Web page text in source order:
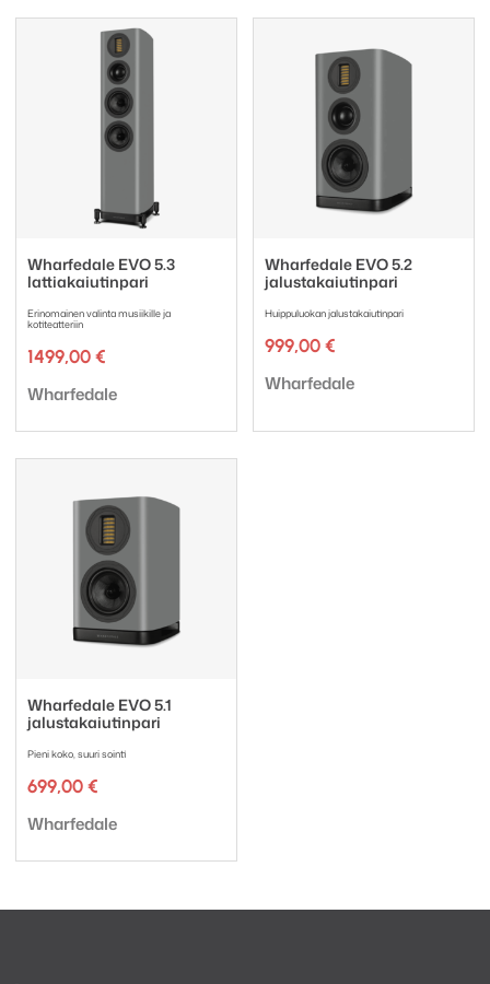
Wharfedale EVO 5.3
lattiakaiutinpari
Erinomainen valinta musiikille ja
kotiteatteriin
1499,00 €
Tuotemerkki:
Wharfedale
Wharfedale EVO 5.2
jalustakaiutinpari
Huippuluokan jalustakaiutinpari
999,00 €
Tuotemerkki:
Wharfedale
Wharfedale EVO 5.1
jalustakaiutinpari
Pieni koko, suuri sointi
699,00 €
Tuotemerkki:
Wharfedale